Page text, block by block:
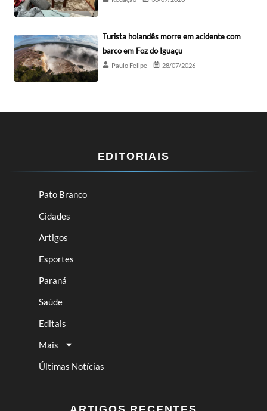
Turista holandês morre em acidente com
barco em Foz do Iguaçu
Paulo Felipe 28/07/2026
EDITORIAIS
Pato Branco
Cidades
Artigos
Esportes
Paraná
Saúde
Editais
Mais
Últimas Notícias